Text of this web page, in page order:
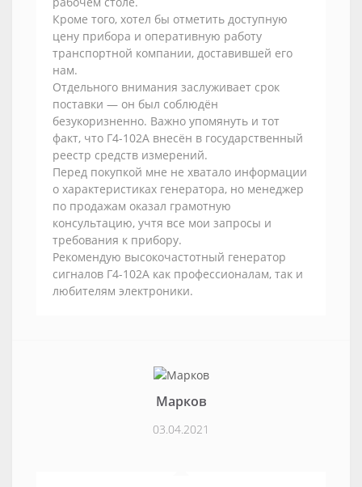
Кроме того, хотел бы отметить доступную
цену прибора и оперативную работу
транспортной компании, доставившей его
нам.
Отдельного внимания заслуживает срок
поставки — он был соблюдён
безукоризненно. Важно упомянуть и тот
факт, что Г4-102А внесён в государственный
реестр средств измерений.
Перед покупкой мне не хватало информации
о характеристиках генератора, но менеджер
по продажам оказал грамотную
консультацию, учтя все мои запросы и
требования к прибору.
Рекомендую высокочастотный генератор
сигналов Г4-102А как профессионалам, так и
любителям электроники.
Марков
03.04.2021